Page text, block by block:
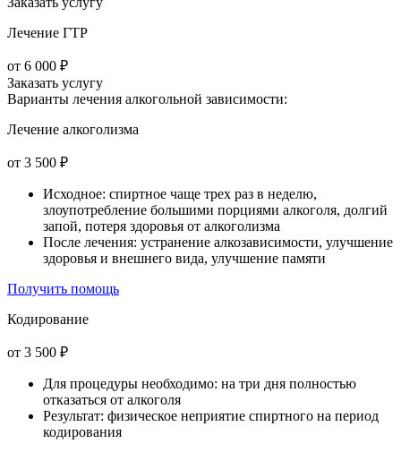
Лечение ГТР
от 6 000 ₽
Заказать услугу
Варианты лечения алкогольной зависимости:
Лечение алкоголизма
от 3 500 ₽
Исходное: спиртное чаще трех раз в неделю,
злоупотребление большими порциями алкоголя, долгий
запой, потеря здоровья от алкоголизма
После лечения: устранение алкозависимости, улучшение
здоровья и внешнего вида, улучшение памяти
Получить помощь
Кодирование
от 3 500 ₽
Для процедуры необходимо: на три дня полностью
отказаться от алкоголя
Результат: физическое неприятие спиртного на период
кодирования